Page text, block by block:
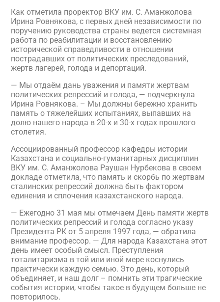
Как отметила проректор ВКУ им. С. Аманжолова
Ирина Ровнякова, с первых дней независимости по
поручению руководства страны ведется системная
работа по реабилитации и восстановлению
исторической справедливости в отношении
пострадавших от политических преследований,
жертв лагерей, голода и депортаций.
— Мы отдаём дань уважения и памяти жертвам
политических репрессий и голода, — подчеркнула
Ирина Ровнякова. – Мы должны бережно хранить
память о тяжелейших испытаниях, выпавших на
долю нашего народа в 20-х и 30-х годах прошлого
столетия.
Ассоциированный профессор кафедры истории
Казахстана и социально-гуманитарных дисциплин
ВКУ им. С. Аманжолова Раушан Нурбекова в своем
докладе отметила, что память и скорбь по жертвам
сталинских репрессий должна быть фактором
единения и сплочения казахстанского народа.
— Ежегодно 31 мая мы отмечаем День памяти жертв
политических репрессий и голода согласно указу
Президента РК от 5 апреля 1997 года, — обратила
внимание профессор. — Для народа Казахстана этот
день имеет особый смысл. Преступления
тоталитаризма в той или иной мере коснулись
практически каждую семью. Это день, который
объединяет, и наш долг – помнить эти трагические
события истории, чтобы такое в будущем больше не
повторилось.